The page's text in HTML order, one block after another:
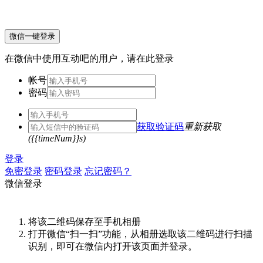
微信一键登录
在微信中使用互动吧的用户，请在此登录
帐号
密码
获取验证码重新获取
({{timeNum}}s)
登录
免密登录 密码登录 忘记密码？
微信登录
将该二维码保存至手机相册
打开微信“扫一扫”功能，从相册选取该二维码进行扫描
识别，即可在微信内打开该页面并登录。